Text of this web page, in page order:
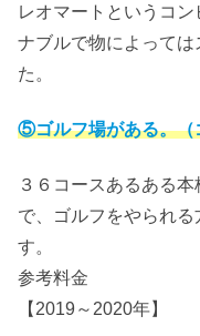
レオマートというコ
ナブルで物によって
た。
⑤ゴルフ場がある。（
３６コースあるある
で、ゴルフをやられ
す。
参考料金
【2019～2020年】